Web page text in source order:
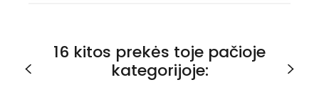
16 kitos prekės toje pačioje
kategorijoje: